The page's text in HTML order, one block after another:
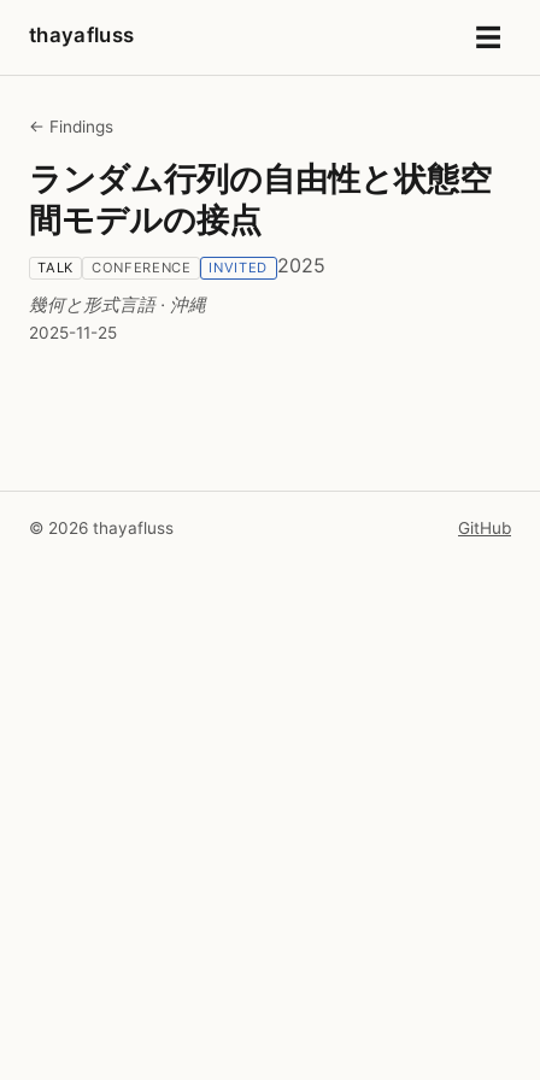
thayafluss ☰
← Findings
ランダム行列の自由性と状態空
間モデルの接点
TALK CONFERENCE INVITED 2025
幾何と形式言語 · 沖縄
2025-11-25
© 2026 thayafluss GitHub